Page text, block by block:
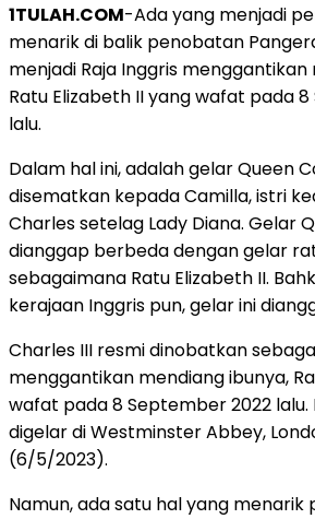
1TULAH.COM-Ada yang menjadi
menarik di balik penobatan
menjadi Raja Inggris menggantikan
Ratu Elizabeth II yang wafat pada
lalu.
Dalam hal ini, adalah gelar Queen
disematkan kepada Camilla, istri
Charles setelag Lady Diana. Gelar
dianggap berbeda dengan gelar
sebagaimana Ratu Elizabeth II.
kerajaan Inggris pun, gelar ini
Charles III resmi dinobatkan
menggantikan mendiang ibunya,
wafat pada 8 September 2022
digelar di Westminster Abbey,
(6/5/2023).
Namun, ada satu hal yang menarik